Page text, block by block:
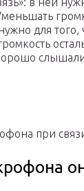
для того,
при